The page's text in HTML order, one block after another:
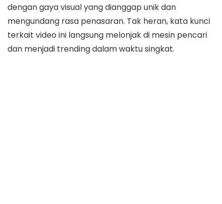
dengan gaya visual yang dianggap unik dan
mengundang rasa penasaran. Tak heran, kata kunci
terkait video ini langsung melonjak di mesin pencari
dan menjadi trending dalam waktu singkat.